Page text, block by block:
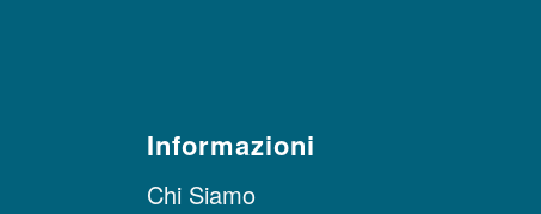
Informazioni
Chi Siamo